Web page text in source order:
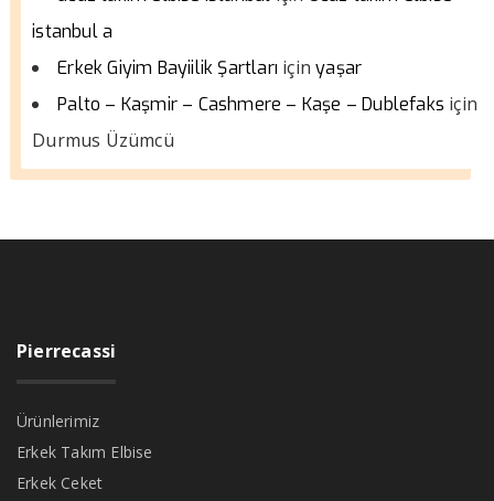
istanbul a
Erkek Giyim Bayiilik Şartları içinyaşar
Palto – Kaşmir – Cashmere – Kaşe – Dublefaks için
Durmus Üzümcü
Pierrecassi
Ürünlerimiz
Erkek Takım Elbise
Erkek Ceket